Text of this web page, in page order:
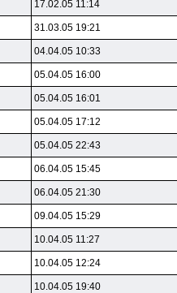
17.02.05 11:14
31.03.05 19:21
04.04.05 10:33
05.04.05 16:00
05.04.05 16:01
05.04.05 17:12
05.04.05 22:43
06.04.05 15:45
06.04.05 21:30
09.04.05 15:29
10.04.05 11:27
10.04.05 12:24
10.04.05 19:40